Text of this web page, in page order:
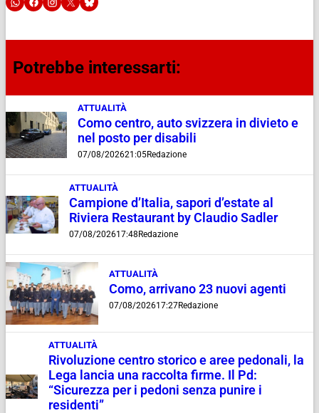
Potrebbe interessarti:
ATTUALITÀ
Como centro, auto svizzera in divieto e
nel posto per disabili
07/08/202621:05Redazione
ATTUALITÀ
Campione d’Italia, sapori d’estate al
Riviera Restaurant by Claudio Sadler
07/08/202617:48 Redazione
ATTUALITÀ
Como, arrivano 23 nuovi agenti
07/08/202617:27Redazione
ATTUALITÀ
Rivoluzione centro storico e aree pedonali, la
Lega lancia una raccolta firme. Il Pd:
“Sicurezza per i pedoni senza punire i
residenti”